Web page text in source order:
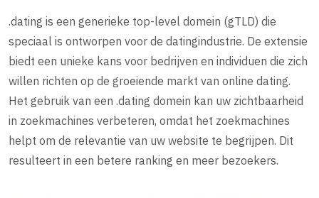
.dating is een generieke top-level domein (gTLD) die
speciaal is ontworpen voor de datingindustrie. De extensie
biedt een unieke kans voor bedrijven en individuen die zich
willen richten op de groeiende markt van online dating.
Het gebruik van een .dating domein kan uw zichtbaarheid
in zoekmachines verbeteren, omdat het zoekmachines
helpt om de relevantie van uw website te begrijpen. Dit
resulteert in een betere ranking en meer bezoekers.